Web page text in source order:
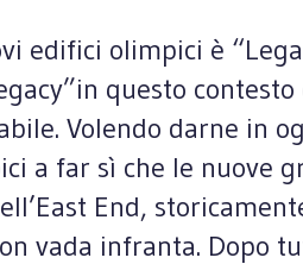
edifici olimpici è
questo
Volendo darne in
a far sì che le nuove
End,
vada infranta. Dopo